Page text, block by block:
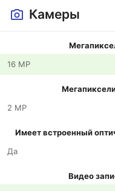
Камеры
16 MP
2 MP
Имеет встроенный
Да
Видео